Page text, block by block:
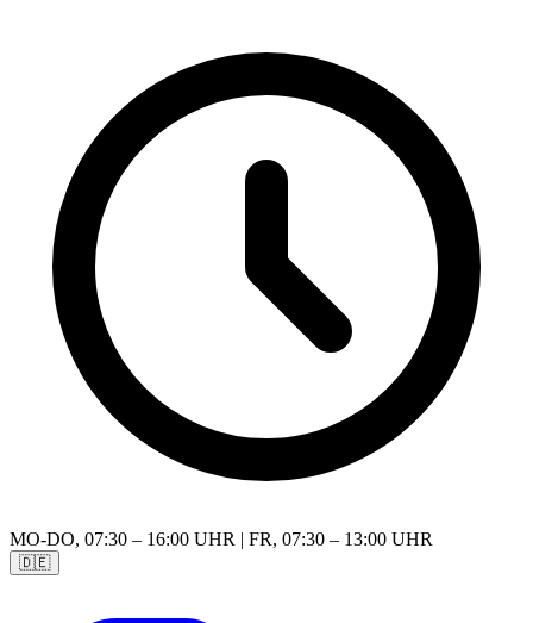
MO-DO, 07:30 – 16:00 UHR | FR, 07:30 – 13:00 UHR
🇩🇪